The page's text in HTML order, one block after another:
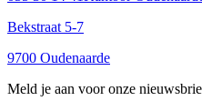
Bekstraat 5-7
9700 Oudenaarde
Meld je aan voor onze